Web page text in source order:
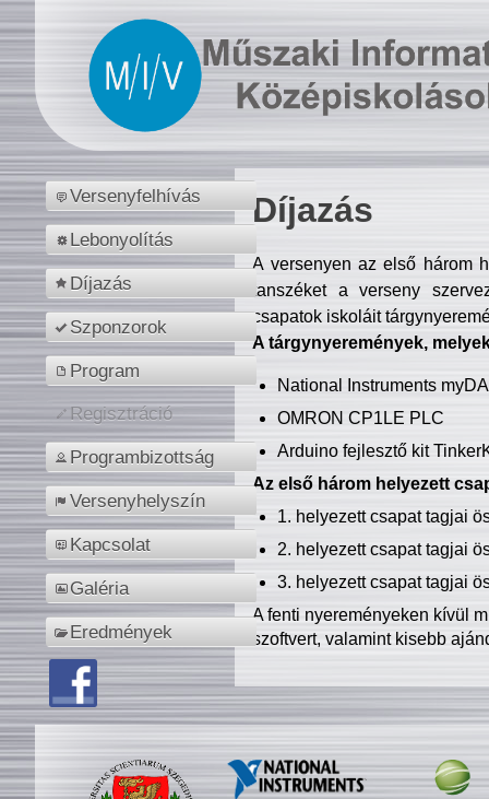
Versenyfelhívás
Lebonyolítás
Díjazás
Szponzorok
Program
Regisztráció
Programbizottság
Versenyhelyszín
Kapcsolat
Galéria
Eredmények
Díjazás
A versenyen az első három
tanszéket a verseny
csapatok iskoláit
A tárgynyeremények,
National Instruments
OMRON CP1LE PLC
Arduino fejlesztő kit
Az első három helyezett
1. helyezett csapat tagjai
2. helyezett csapat tagjai
3. helyezett csapat tagjai
A fenti nyereményeken kívül
szoftvert, valamint kisebb